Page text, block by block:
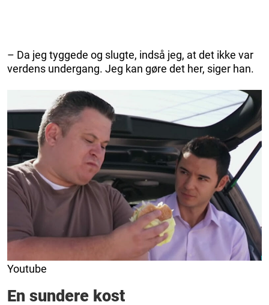
– Da jeg tyggede og slugte, indså jeg, at det ikke var
verdens undergang. Jeg kan gøre det her, siger han.
Youtube
En sundere kost